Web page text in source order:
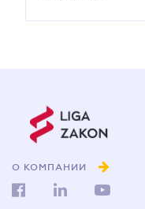
О КОМПАНИИ